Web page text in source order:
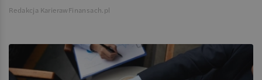
Redakcja KarierawFinansach.pl